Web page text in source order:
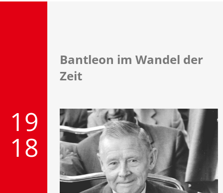
Bantleon im Wandel der
Zeit
19
18